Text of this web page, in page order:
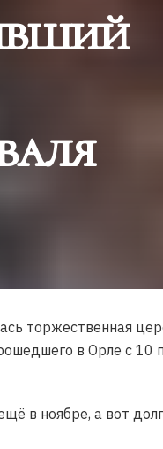
торжественная
в Орле с 10
в ноябре, а вот